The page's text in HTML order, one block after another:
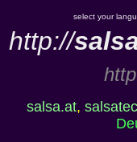
select your
http://
http
salsa.at,